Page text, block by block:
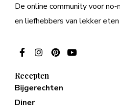
De online community voor
en liefhebbers van lekker
Recepten
Bijgerechten
Diner